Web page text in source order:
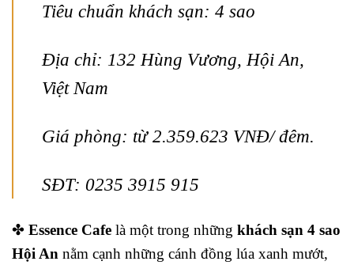
Tiêu chuẩn khách sạn: 4 sao
Địa chỉ: 132 Hùng Vương, Hội An,
Việt Nam
Giá phòng: từ 2.359.623 VNĐ/ đêm.
SĐT: 0235 3915 915
✤ Essence Cafe là một trong những khách sạn 4 sao
Hội An nằm cạnh những cánh đồng lúa xanh mướt,